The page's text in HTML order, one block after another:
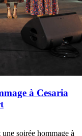
à Cesaria
soirée hommage à